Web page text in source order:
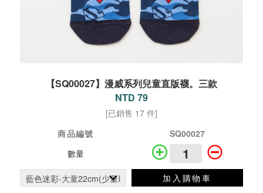
【SQ00027】漫威系列兒童直版襪。三款
NTD 79
[已銷售 17 件]
商品編號
SQ00027
數量
加入購物車